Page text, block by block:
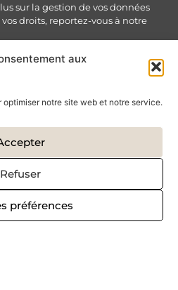
aux
notre site web et notre service.
Refuser
préférences
sur la gestion de vos données
droits, reportez-vous à notre
MOI SUR :